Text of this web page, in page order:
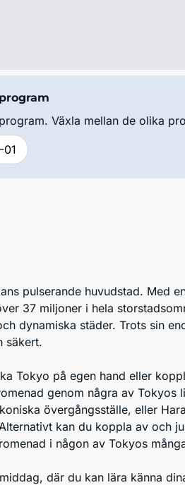
Växla mellan de olika
pulserande huvudstad. Med
37 miljoner i hela
dynamiska städer. Trots sin
säkert.
Tokyo på egen hand eller
genom några av Tokyos
övergångsställe, eller
kan du koppla av och
i någon av Tokyos
där du kan lära känna